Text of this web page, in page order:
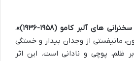
های آلبر کامو (۱۹۵۸-۱۹۳۶)»
،
مانیفستی از وجدان بیدار و خستگی
ظلم، پوچی و نادانی است. این اثر